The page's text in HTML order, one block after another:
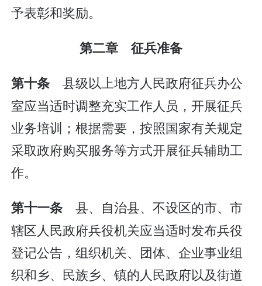
予表彰和奖励。
第二章 征兵准备
第十条 县级以上地方人民政府征兵办公
室应当适时调整充实工作人员，开展征兵
业务培训；根据需要，按照国家有关规定
采取政府购买服务等方式开展征兵辅助工
作。
第十一条 县、自治县、不设区的市、市
辖区人民政府兵役机关应当适时发布兵役
登记公告，组织机关、团体、企业事业组
织和乡、民族乡、镇的人民政府以及街道